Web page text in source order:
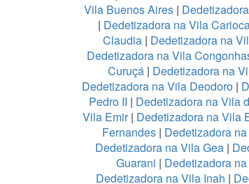
Vila Buenos Aires |
| Dedetizadora na Vila
Claudia| Dedetizadora na
Dedetizadora na Vila
Curuçá | Dedetizadora na
Dedetizadora na Vila Deodoro |
Pedro II | Dedetizadora na Vila
Vila Emir| Dedetizadora na Vila
Fernandes | Dedetizadora
Dedetizadora na Vila Gea |
Guarani | Dedetizadora
Dedetizadora na Vila Inah |